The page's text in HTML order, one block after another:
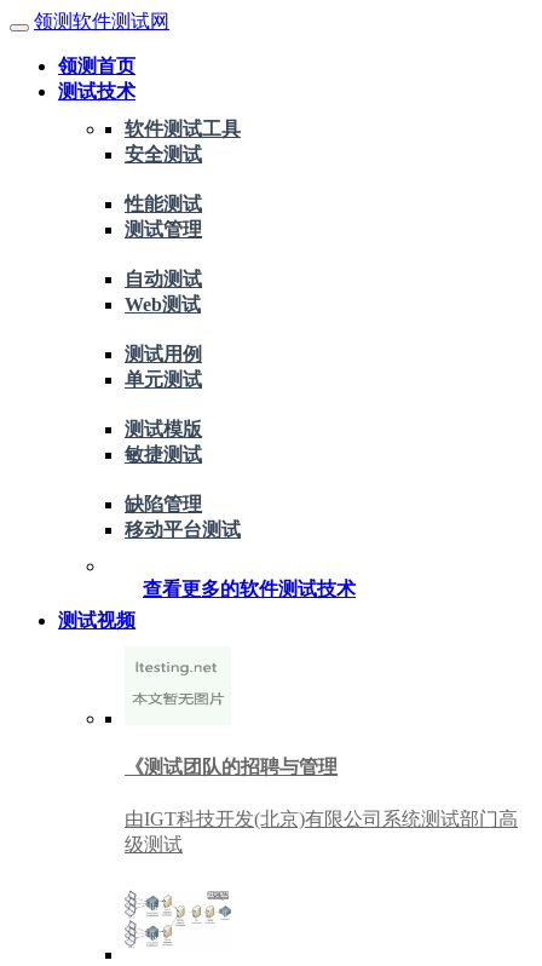
领测软件测试网
领测首页
测试技术
软件测试工具
安全测试
性能测试
测试管理
自动测试
Web测试
测试用例
单元测试
测试模版
敏捷测试
缺陷管理
移动平台测试
查看更多的软件测试技术
测试视频
《测试团队的招聘与管理
由IGT科技开发(北京)有限公司系统测试部门高
级测试